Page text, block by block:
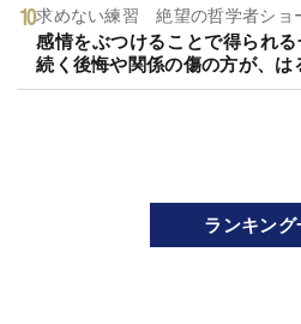
求めない練習 絶望の哲学者ショ
感情をぶつけることで得られ
続く後悔や関係の傷の方が、は
ランキング